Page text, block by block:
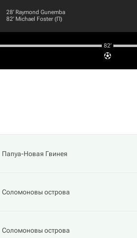
28‎’‎ Raymond Gunemba
82‎’‎ Michael Foster (П)
82‎’‎
Папуа-Новая Гвинея
Соломоновы острова
Соломоновы острова